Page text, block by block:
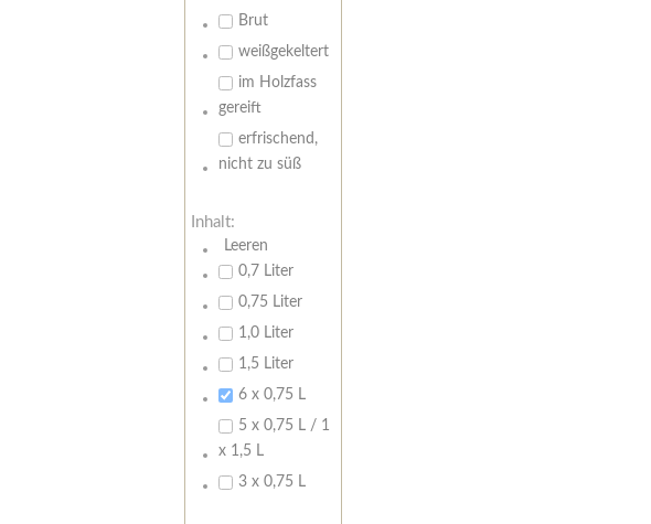
Brut
weißgekeltert
im Holzfass
gereift
erfrischend,
nicht zu süß
Inhalt:
Leeren
0,7 Liter
0,75 Liter
1,0 Liter
1,5 Liter
6 x 0,75 L
5 x 0,75 L / 1
x 1,5 L
3 x 0,75 L